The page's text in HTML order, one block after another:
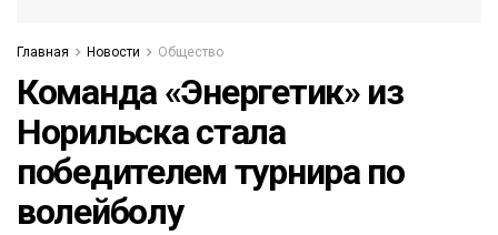
Главная Новости Общество
Команда «Энергетик» из
Норильска стала
победителем турнира по
волейболу